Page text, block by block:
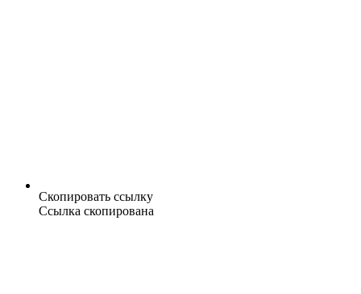
Скопировать ссылку
Ссылка скопирована